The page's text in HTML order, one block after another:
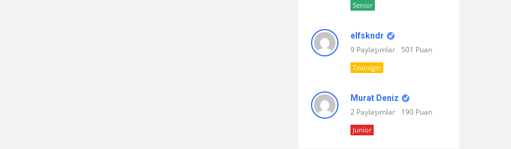
Senior
elfskndr
9 Paylaşımlar 501 Puan
Teanager
Murat Deniz
2 Paylaşımlar 190 Puan
Junior